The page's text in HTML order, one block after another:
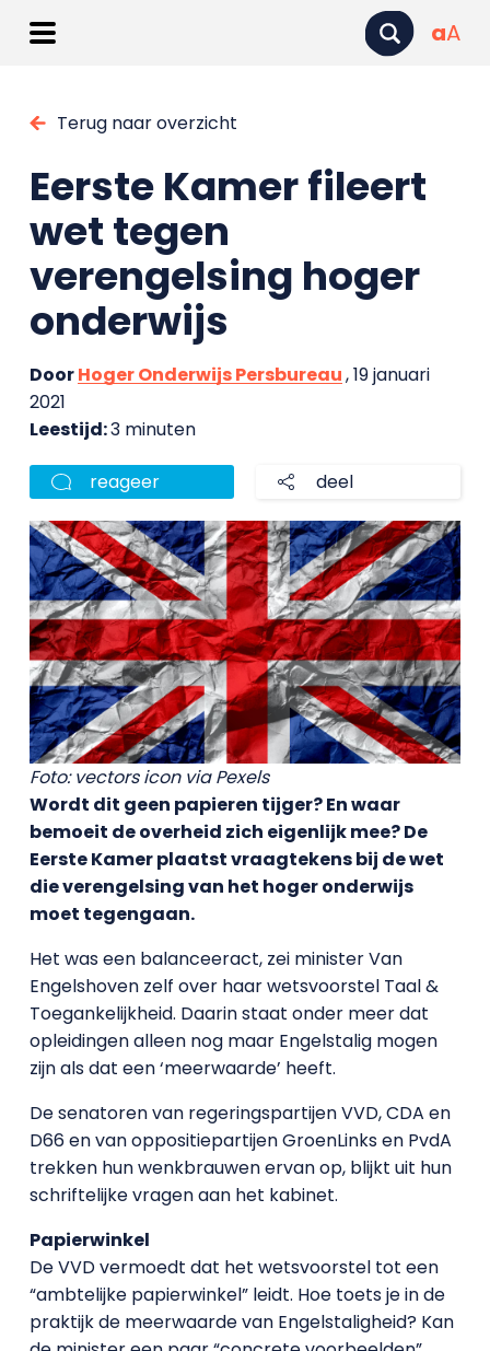
aA
Terug naar overzicht
Eerste Kamer fileert
wet tegen
verengelsing hoger
onderwijs
DoorHoger Onderwijs Persbureau, 19 januari
2021
Leestijd:3 minuten
reageer deel
Foto: vectors icon via Pexels
Wordt dit geen papieren tijger? En waar
bemoeit de overheid zich eigenlijk mee? De
Eerste Kamer plaatst vraagtekens bij de wet
die verengelsing van het hoger onderwijs
moet tegengaan.
Het was een balanceeract, zei minister Van
Engelshoven zelf over haar wetsvoorstel Taal &
Toegankelijkheid. Daarin staat onder meer dat
opleidingen alleen nog maar Engelstalig mogen
zijn als dat een ‘meerwaarde’ heeft.
De senatoren van regeringspartijen VVD, CDA en
D66 en van oppositiepartijen GroenLinks en PvdA
trekken hun wenkbrauwen ervan op, blijkt uit hun
schriftelijke vragen aan het kabinet.
Papierwinkel
De VVD vermoedt dat het wetsvoorstel tot een
“ambtelijke papierwinkel” leidt. Hoe toets je in de
praktijk de meerwaarde van Engelstaligheid? Kan